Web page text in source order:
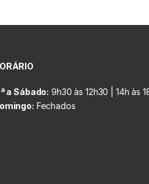
a Sábado: 9h30 às 12h30 | 14h às
Fechados